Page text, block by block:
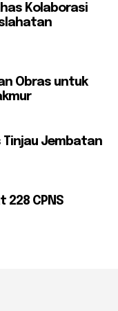
Kolaborasi
Obras untuk
Tinjau Jembatan
228 CPNS